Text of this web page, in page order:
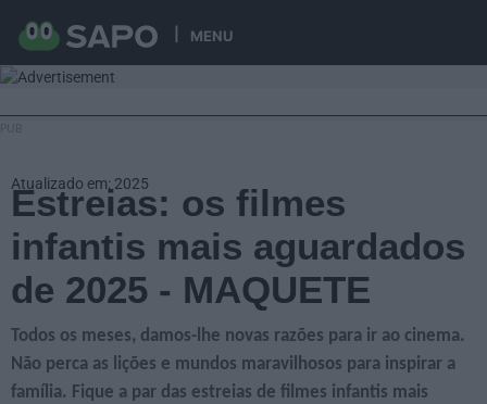
MENU
Estreias: os filmes
infantis mais aguardados
de 2025 - MAQUETE
Todos os meses, damos-lhe novas razões para ir ao cinema.
Não perca as lições e mundos maravilhosos para inspirar a
família. Fique a par das estreias de filmes infantis mais
Atualizado em: 2025